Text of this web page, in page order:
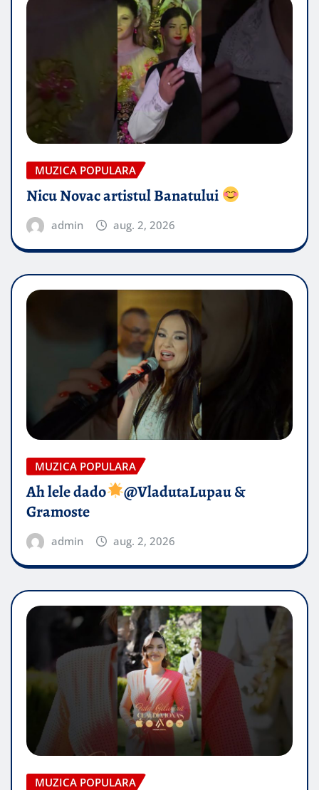
MUZICA POPULARA
Nicu Novac artistul Banatului
admin aug. 2, 2026
MUZICA POPULARA
Ah lele dado​
@VladutaLupau &
Gramoste
admin aug. 2, 2026
MUZICA POPULARA